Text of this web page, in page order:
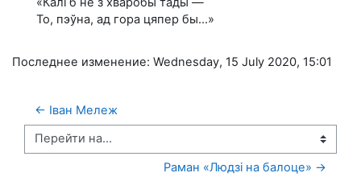
To, пэўна, ад гора цяпер бы...»
Последнее изменение: Wednesday, 15 July 2020, 15:01
← Іван Мележ
Перейти на...
Раман «Людзі на балоце» →